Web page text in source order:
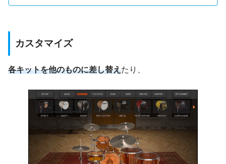
カスタマイズ
各キットを他のものに差し替えたり、